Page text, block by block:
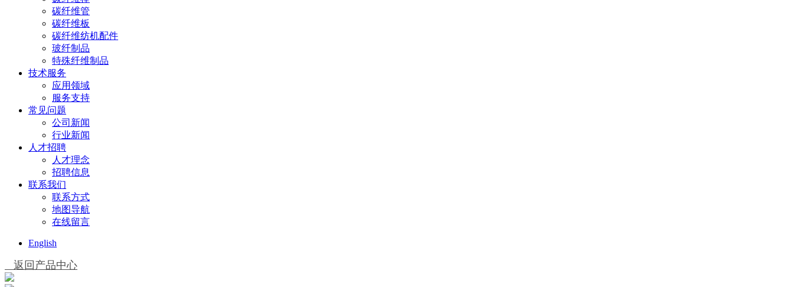
碳纤维管
碳纤维板
碳纤维纺机配件
玻纤制品
特殊纤维制品
技术服务
应用领域
服务支持
常见问题
公司新闻
行业新闻
人才招聘
人才理念
招聘信息
联系我们
联系方式
地图导航
在线留言
English
返回产品中心